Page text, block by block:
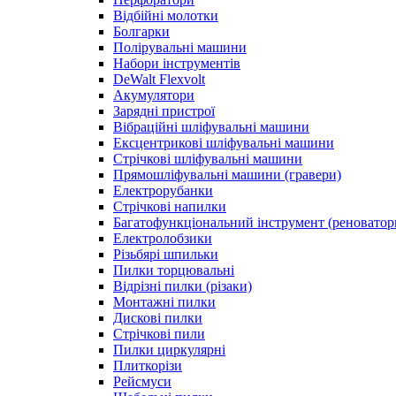
Відбійні молотки
Болгарки
Полірувальні машини
Набори інструментів
DeWalt Flexvolt
Акумулятори
Зарядні пристрої
Вібраційні шліфувальні машини
Ексцентрикові шліфувальні машини
Стрічкові шліфувальні машини
Прямошліфувальні машини (гравери)
Електрорубанки
Стрічкові напилки
Багатофункціональний інструмент
Електролобзики
Різьбярі шпильки
Пилки торцювальні
Відрізні пилки (різаки)
Монтажні пилки
Дискові пилки
Стрічкові пили
Пилки циркулярні
Плиткорізи
Рейсмуси